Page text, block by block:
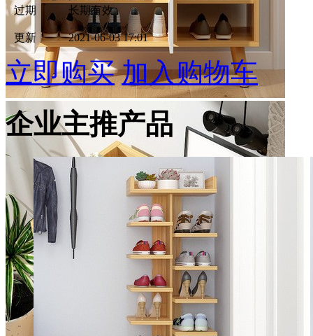
过期 长期有效
更新 2021-06-03 17:01
立即购买 加入购物车
企业主推产品